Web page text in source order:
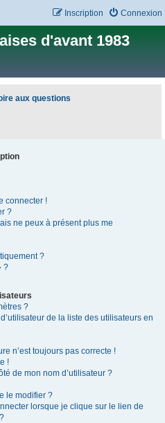
Connexion
Inscription
d'avant 1983
aux questions
connecter !
?
ne peux à présent plus me
?
?
?
de la liste des utilisateurs en
n’est toujours pas correcte !
!
de mon nom d’utilisateur ?
le modifier ?
lorsque je clique sur le lien de